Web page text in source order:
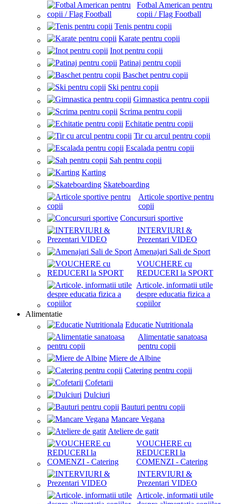
Fotbal American pentru
copii / Flag Football
Tenis pentru copii
Karate pentru copii
Inot pentru copii
Patinaj pentru copii
Baschet pentru copii
Ski pentru copii
Gimnastica pentru copii
Scrima pentru copii
Echitatie pentru copii
Tir cu arcul pentru copii
Escalada pentru copii
Sah pentru copii
Karting
Skateboarding
Articole sportive pentru
copii
Concursuri sportive
INTERVIURI &
Prezentari VIDEO
Amenajari Sali de Sport
VOUCHERE cu
REDUCERI la SPORT
Articole, informatii utile
despre educatia fizica a
copiilor
Alimentatie
Educatie Nutritionala
Alimentatie sanatoasa
pentru copii
Miere de Albine
Catering pentru copii
Cofetarii
Dulciuri
Bauturi pentru copii
Mancare Vegana
Ateliere de gatit
VOUCHERE cu
REDUCERI la
COMENZI - Catering
INTERVIURI &
Prezentari VIDEO
Articole, informatii utile